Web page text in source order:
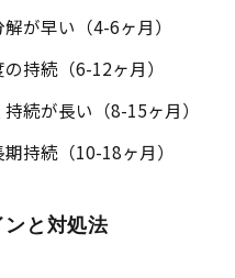
が早い（4-6ヶ月）
持続（6-12ヶ月）
続が長い（8-15ヶ月）
持続（10-18ヶ月）
ンと対処法